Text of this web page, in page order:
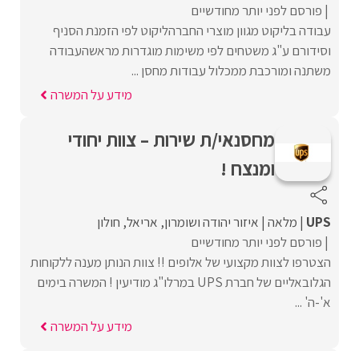
פורסם לפני יותר מחודשיים
עבודה בליקוט מגוון מוצרי החברהליקוט לפי הזמנת הסניף
וסידורם ע"ג משטחים לפי משימות מוגדרות מראשהעבודה
משתנה ומורכבת ממכלול עבודות מחסן ...
מידע על המשרה
מחסנאי/ת שירות – צוות יחודי
ומנצח !
UPS מלאה איזור יהודה ושומרון אריאל חולון
פורסם לפני יותר מחודשיים
הצטרפו לצוות מקצועי של אלופים !! צוות הנותן מענה ללקוחות
הגלובאליים של חברת UPS במרלו"ג מודיעין ! המשרה בימים
א'-ה' ...
מידע על המשרה